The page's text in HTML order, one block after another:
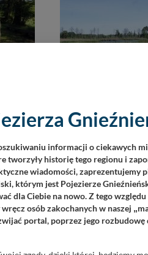
Bagno
kierunku na Wałcz
głównej trasy
leśna Chlebowo
informacji o ciekawych
tworzyły historię tego regionu i
wiadomości, zaprezentujemy
którym jest Pojezierze
dla Ciebie na nowo. Z tego względu
osób zakochanych w naszej „
portal, poprzez jego